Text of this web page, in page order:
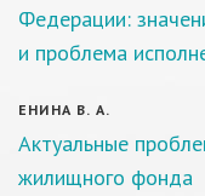
Федерации:
и проблема
ЕНИНА В. А.
Актуальные
жилищного фонда